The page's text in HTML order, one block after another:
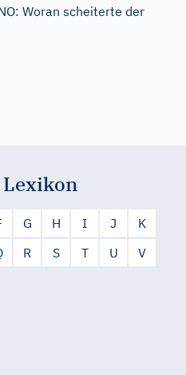
Woran scheiterte der
G H I J
K
R S T U
V